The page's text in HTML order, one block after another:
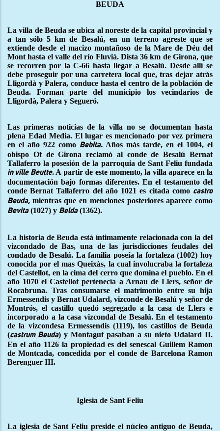
BEUDA
La villa de Beuda se ubica al noreste de la capital provincial y
a tan sólo 5 km de Besalú, en un terreno agreste que se
extiende desde el macizo montañoso de la Mare de Déu del
Mont hasta el valle del río Fluvià. Dista 36 km de Girona, que
se recorren por la C-66 hasta llegar a Besalú. Desde allí se
debe proseguir por una carretera local que, tras dejar atrás
Lligordà y Palera, conduce hasta el centro de la población de
Beuda. Forman parte del municipio los vecindarios de
Lligordà, Palera y Segueró.
Las primeras noticias de la villa no se documentan hasta
plena Edad Media. El lugar es mencionado por vez primera
en el año 922 como Bebita. Años más tarde, en el 1004, el
obispo Ot de Girona reclamó al conde de Besalú Bernat
Tallaferro la posesión de la parroquia de Sant Feliu fundada
in ville Beutte.A partir de este momento, la villa aparece en la
documentación bajo formas diferentes. En el testamento del
conde Bernat Tallaferro del año 1021 es citada como castro
Beuda, mientras que en menciones posteriores aparece como
Bevita(1027) y Belda(1362).
La historia de Beuda está íntimamente relacionada con la del
vizcondado de Bas, una de las jurisdicciones feudales del
condado de Besalú. La familia poseía la fortaleza (1002) hoy
conocida por el mas Queixàs, la cual involucraba la fortaleza
del Castellot, en la cima del cerro que domina el pueblo. En el
año 1070 el Castellot pertenecía a Arnau de Llers, señor de
Rocabruna. Tras consumarse el matrimonio entre su hija
Ermessendis y Bernat Udalard, vizconde de Besalú y señor de
Montrós, el castillo quedó segregado a la casa de Llers e
incorporado a la casa vizcondal de Besalú. En el testamento
de la vizcondesa Ermessendis (1119), los castillos de Beuda
(castrum Beuda) y Montagut pasaban a su nieto Udalard II.
En el año 1126 la propiedad es del senescal Guillem Ramon
de Montcada, concedida por el conde de Barcelona Ramon
Berenguer III.
Iglesia de Sant Feliu
La iglesia de Sant Feliu preside el núcleo antiguo de Beuda,